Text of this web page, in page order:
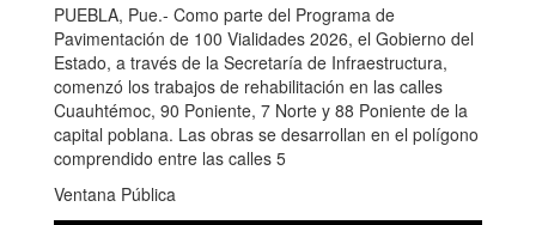
PUEBLA, Pue.- Como parte del Programa de
Pavimentación de 100 Vialidades 2026, el Gobierno del
Estado, a través de la Secretaría de Infraestructura,
comenzó los trabajos de rehabilitación en las calles
Cuauhtémoc, 90 Poniente, 7 Norte y 88 Poniente de la
capital poblana. Las obras se desarrollan en el polígono
comprendido entre las calles 5
Ventana Pública